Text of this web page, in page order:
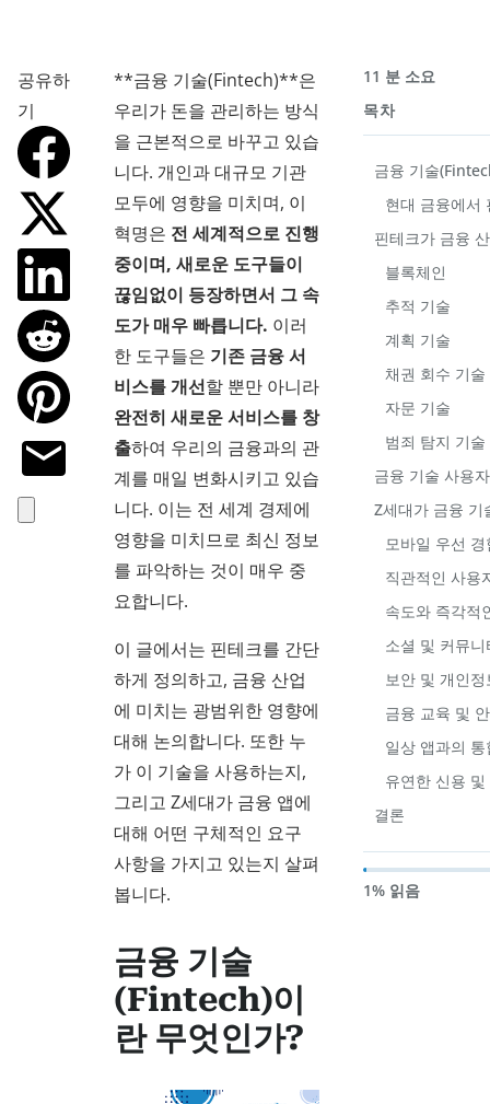
공유하
기
**금융 기술(Fintech)**은
우리가 돈을 관리하는 방식
을 근본적으로 바꾸고 있습
니다. 개인과 대규모 기관
모두에 영향을 미치며, 이
혁명은 전 세계적으로 진행
중이며, 새로운 도구들이
끊임없이 등장하면서 그 속
도가 매우 빠릅니다. 이러
한 도구들은 기존 금융 서
비스를 개선할 뿐만 아니라
완전히 새로운 서비스를 창
출하여 우리의 금융과의 관
계를 매일 변화시키고 있습
니다. 이는 전 세계 경제에
영향을 미치므로 최신 정보
를 파악하는 것이 매우 중
요합니다.
이 글에서는 핀테크를 간단
하게 정의하고, 금융 산업
에 미치는 광범위한 영향에
대해 논의합니다. 또한 누
가 이 기술을 사용하는지,
그리고 Z세대가 금융 앱에
대해 어떤 구체적인 요구
사항을 가지고 있는지 살펴
봅니다.
금융 기술
(Fintech)이
란 무엇인가?
11 분 소요
목차
금융 기술
현대 금융에서
핀테크가 금융
블록체인
추적 기술
계획 기술
채권 회수 기술
자문 기술
범죄 탐지 기술
금융 기술 사용자
Z세대가 금융 기
모바일 우선 경
직관적인 사용
속도와 즉각적
소셜 및 커뮤
보안 및 개인
금융 교육 및
일상 앱과의 통
유연한 신용
결론
1% 읽음